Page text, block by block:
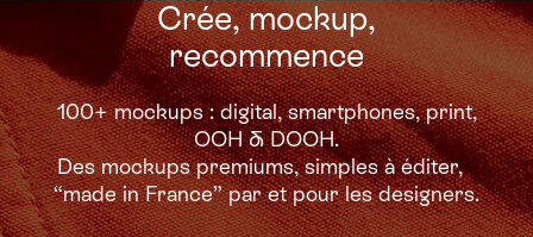
Crée, mockup,
recommence
100+ mockups : digital, smartphones, print,
OOH & DOOH.
Des mockups premiums,simples à éditer,
“made in France” par et pour les designers.